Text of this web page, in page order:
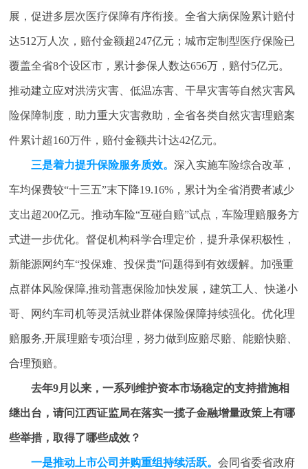
展，促进多层次医疗保障有序衔接。全省大病保险累计赔付
达512万人次，赔付金额超247亿元；城市定制型医疗保险已
覆盖全省8个设区市，累计参保人数达656万，赔付5亿元。
推动建立应对洪涝灾害、低温冻害、干旱灾害等自然灾害风
险保障制度，助力重大灾害救助，全省各类自然灾害理赔案
件累计超160万件，赔付金额共计达42亿元。
三是着力提升保险服务质效。 深入实施车险综合改革，
车均保费较“十三五”末下降19.16%，累计为全省消费者减少
支出超200亿元。推动车险“互碰自赔”试点，车险理赔服务方
式进一步优化。督促机构科学合理定价，提升承保积极性，
新能源网约车“投保难、投保贵”问题得到有效缓解。加强重
点群体风险保障,推动普惠保险加快发展，建筑工人、快递小
哥、网约车司机等灵活就业群体保险保障持续强化。优化理
赔服务,开展理赔专项治理，努力做到应赔尽赔、能赔快赔、
合理预赔。
去年9月以来，一系列维护资本市场稳定的支持措施相
继出台，请问江西证监局在落实一揽子金融增量政策上有哪
些举措，取得了哪些成效？
一是推动上市公司并购重组持续活跃。 会同省委省政府